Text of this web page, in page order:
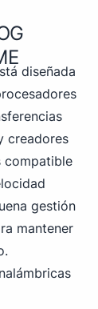
diseñada
creadores
compatible
gestión
mantener